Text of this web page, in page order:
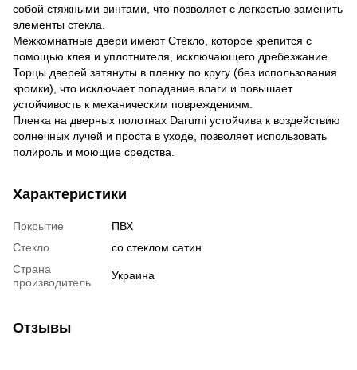
собой стяжными винтами, что позволяет с легкостью заменить
элементы стекла.
Межкомнатные двери имеют Стекло, которое крепится с
помощью клея и уплотнителя, исключающего дребезжание.
Торцы дверей затянуты в пленку по кругу (без использования
кромки), что исключает попадание влаги и повышает
устойчивость к механическим повреждениям.
Пленка на дверных полотнах Darumi устойчива к воздействию
солнечных лучей и проста в уходе, позволяет использовать
полироль и моющие средства.
Характеристики
Покрытие
ПВХ
Стекло
со стеклом сатин
Страна
производитель
Украина
Отзывы